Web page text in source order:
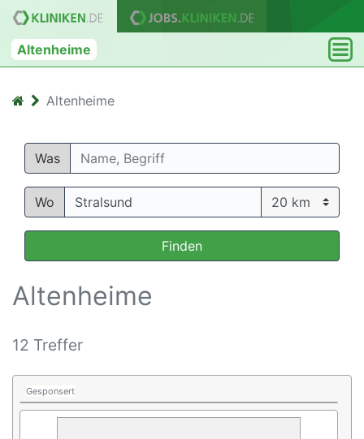
Altenheime
Altenheime
Was
Wo
Finden
Altenheime
12 Treffer
Gesponsert